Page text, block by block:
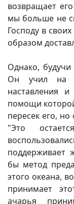
возвращает
мы больше не
Господу в
образом
Однако,
Он учил на
наставления
помощи
пересек его,
"Это
поддерживает
бы метод
этого океана,
принимает
ачарья